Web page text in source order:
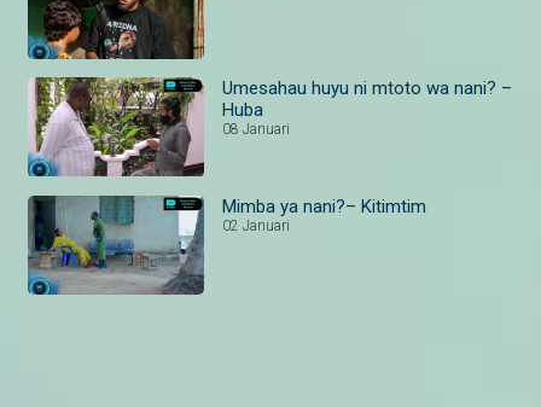
Umesahau huyu ni mtoto wa nani? –
Huba
08 Januari
Mimba ya nani?– Kitimtim
02 Januari